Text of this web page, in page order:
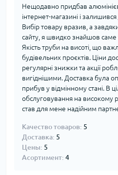
Нещодавно придбав
інтернет-магазині і
Вибір товару вразив, а
сайту, я швидко знайшов саме
Якість труби на висоті, що
будівельних проєктів. Ціни
регулярні знижки та акції
вигіднішими. Доставка була
прибув у відмінному стані. В
обслуговування на високому
став для мене надійним
Качество товаров: 5
Доставка: 5
Цены: 5
Асортимент: 4